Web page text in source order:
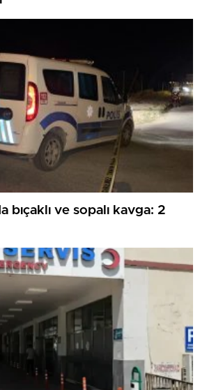
bıçaklı ve sopalı kavga: 2